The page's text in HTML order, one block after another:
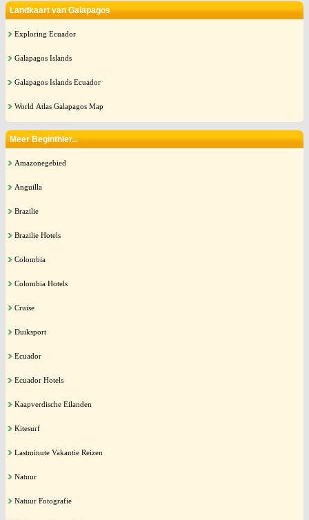
Landkaart van Galapagos
Exploring Ecuador
Galapagos Islands
Galapagos Islands Ecuador
World Atlas Galapagos Map
Meer Beginthier...
Amazonegebied
Anguilla
Brazilie
Brazilie Hotels
Colombia
Colombia Hotels
Cruise
Duiksport
Ecuador
Ecuador Hotels
Kaapverdische Eilanden
Kitesurf
Lastminute Vakantie Reizen
Natuur
Natuur Fotografie